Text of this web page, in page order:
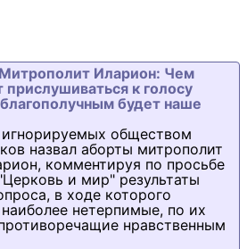
Иларион: Чем
к голосу
будет наше
обществом
назвал аборты митрополит
комментируя по просьбе
и мир" результаты
в ходе которого
нетерпимые, по их
нравственным